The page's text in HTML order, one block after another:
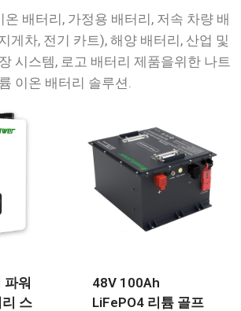
온 배터리, 가정용 배터리, 저속 차량 배
게차, 전기 카트), 해양 배터리, 산업 및
시스템, 로고 배터리 제품을위한 나트
륨 이온 배터리 솔루션.
파워
스
48V 100Ah
LiFePO4 리튬 골프